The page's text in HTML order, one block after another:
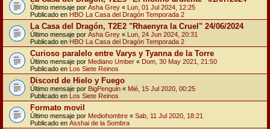
Último mensaje por Asha Grey « Lun, 01 Jul 2024, 12:25
Publicado en HBO La Casa del Dragón Temporada 2
La Casa del Dragón, T2E2 "Rhaenyra la Cruel" 24/06/2024
Último mensaje por Asha Grey « Lun, 24 Jun 2024, 20:31
Publicado en HBO La Casa del Dragón Temporada 2
Curioso paralelo entre Varys y Tyanna de la Torre
Último mensaje por Mediano Umber « Dom, 30 May 2021, 21:50
Publicado en Los Siete Reinos
Discord de Hielo y Fuego
Último mensaje por BigPenguin « Mié, 15 Jul 2020, 00:25
Publicado en Los Siete Reinos
Formato movil
Último mensaje por Mediohombre « Sab, 11 Jul 2020, 18:21
Publicado en Asshai de la Sombra